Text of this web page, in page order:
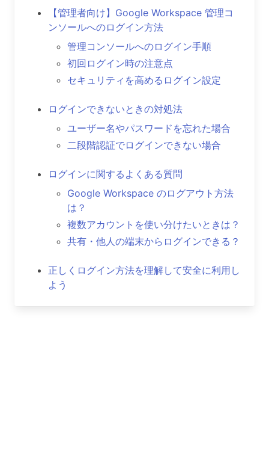
【管理者向け】Google Workspace 管理コ
ンソールへのログイン方法
管理コンソールへのログイン手順
初回ログイン時の注意点
セキュリティを高めるログイン設定
ログインできないときの対処法
ユーザー名やパスワードを忘れた場合
二段階認証でログインできない場合
ログインに関するよくある質問
Google Workspace のログアウト方法
は？
複数アカウントを使い分けたいときは？
共有・他人の端末からログインできる？
正しくログイン方法を理解して安全に利用し
よう